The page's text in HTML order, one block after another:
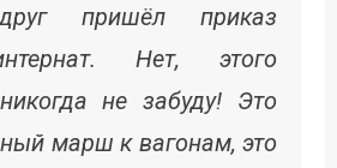
пришёл приказ
Нет, этого
не забуду! Это
марш к вагонам, это